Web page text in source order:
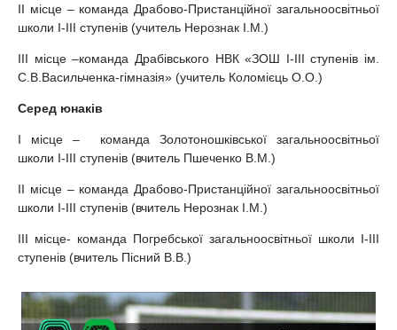
ІІ місце – команда Драбово-Пристанційної загальноосвітньої
школи І-ІІІ ступенів (учитель Нерознак І.М.)
ІІІ місце –команда Драбівського НВК «ЗОШ І-ІІІ ступенів ім.
С.В.Васильченка-гімназія» (учитель Коломієць О.О.)
Серед юнаків
І місце – команда Золотоношківської загальноосвітньої
школи І-ІІІ ступенів (вчитель Пшеченко В.М.)
ІІ місце – команда Драбово-Пристанційної загальноосвітньої
школи І-ІІІ ступенів (вчитель Нерознак І.М.)
ІІІ місце- команда Погребської загальноосвітньої школи І-ІІІ
ступенів (вчитель Пісний В.В.)